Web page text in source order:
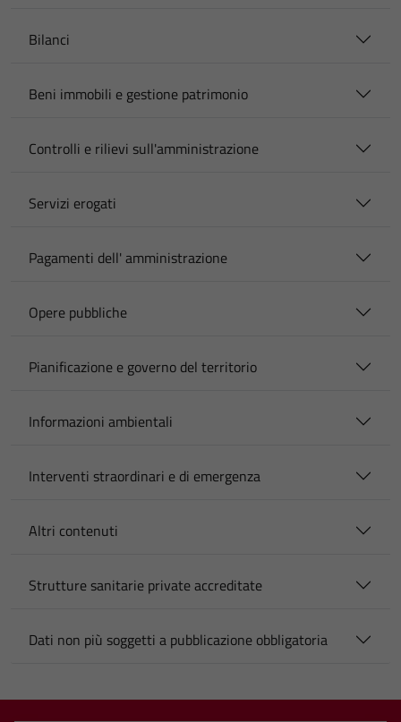
Bilanci
Beni immobili e gestione patrimonio
Controlli e rilievi sull'amministrazione
Servizi erogati
Pagamenti dell' amministrazione
Opere pubbliche
Pianificazione e governo del territorio
Informazioni ambientali
Interventi straordinari e di emergenza
Altri contenuti
Strutture sanitarie private accreditate
Dati non più soggetti a pubblicazione obbligatoria